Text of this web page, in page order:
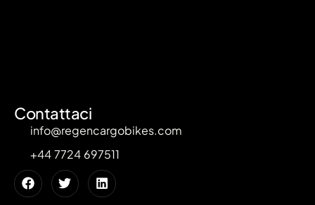
Contattaci
info@regencargobikes.com
+44 7724 697511